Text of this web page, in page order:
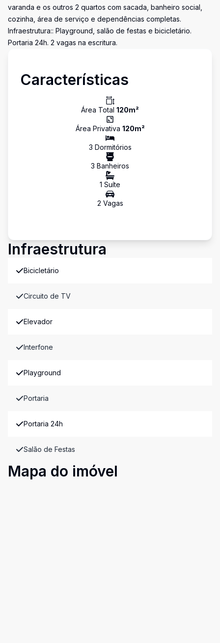
varanda e os outros 2 quartos com sacada, banheiro social,
cozinha, área de serviço e dependências completas.
Infraestrutura:: Playground, salão de festas e bicicletário.
Portaria 24h. 2 vagas na escritura.
Características
Área Total 120m²
Área Privativa 120m²
3 Dormitórios
3 Banheiros
1 Suíte
2 Vagas
Infraestrutura
Bicicletário
Circuito de TV
Elevador
Interfone
Playground
Portaria
Portaria 24h
Salão de Festas
Mapa do imóvel